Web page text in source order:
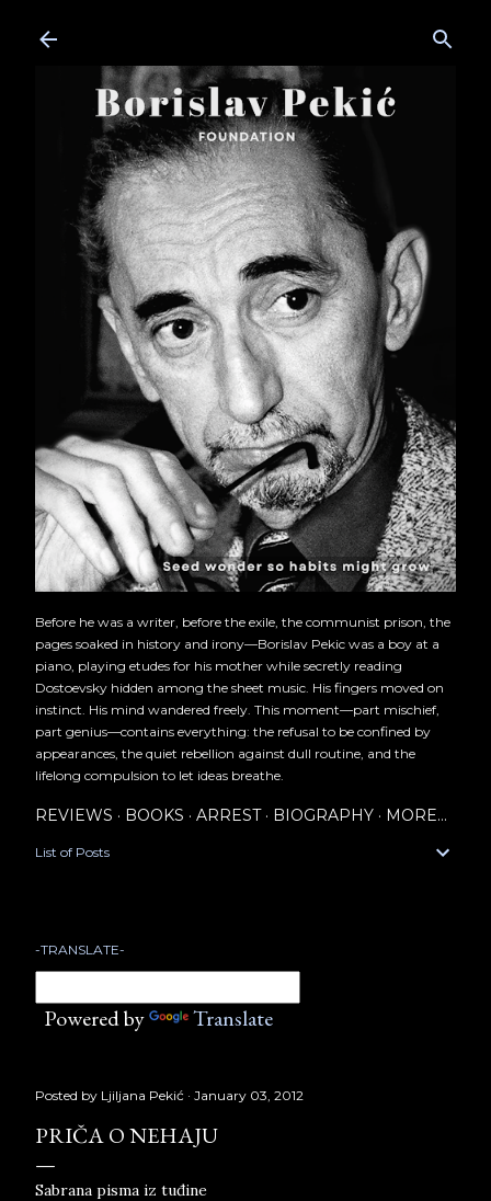
Before he was a writer, before the exile, the communist prison, the
pages soaked in history and irony—Borislav Pekic was a boy at a
piano, playing etudes for his mother while secretly reading
Dostoevsky hidden among the sheet music. His fingers moved on
instinct. His mind wandered freely. This moment—part mischief,
part genius—contains everything: the refusal to be confined by
appearances, the quiet rebellion against dull routine, and the
lifelong compulsion to let ideas breathe.
REVIEWS BOOKS ARREST BIOGRAPHY MORE…
List of Posts
-TRANSLATE-
Powered by Translate
Posted by Ljiljana Pekić January 03, 2012
PRIČA O NEHAJU
Sabrana pisma iz tuđine